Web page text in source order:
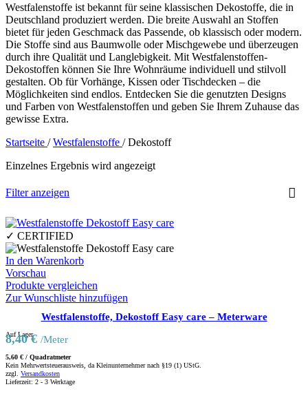
Westfalenstoffe ist bekannt für seine klassischen Dekostoffe, die in
Deutschland produziert werden. Die breite Auswahl an Stoffen
bietet für jeden Geschmack das Passende, ob klassisch oder modern.
Die Stoffe sind aus Baumwolle oder Mischgewebe und überzeugen
durch ihre Qualität und Langlebigkeit. Mit Westfalenstoffen-
Dekostoffen können Sie Ihre Wohnräume individuell und stilvoll
gestalten. Ob für Vorhänge, Kissen oder Tischdecken – die
Möglichkeiten sind endlos. Entdecken Sie die genutzten Designs
und Farben von Westfalenstoffen und geben Sie Ihrem Zuhause das
gewisse Extra.
Startseite / Westfalenstoffe / Dekostoff
Einzelnes Ergebnis wird angezeigt
Filter anzeigen
✓ CERTIFIED
In den Warenkorb
Vorschau
Produkte vergleichen
Zur Wunschliste hinzufügen
Westfalenstoffe, Dekostoff Easy care – Meterware
Auf Lager
8,40€ /Meter
5,60 € / Quadratmeter
Kein Mehrwertsteuerausweis, da Kleinunternehmer nach §19 (1) UStG.
zzgl. Versandkosten
Lieferzeit: 2 - 3 Werktage